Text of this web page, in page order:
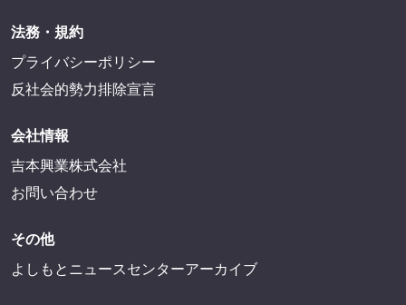
法務・規約
プライバシーポリシー
反社会的勢力排除宣言
会社情報
吉本興業株式会社
お問い合わせ
その他
よしもとニュースセンターアーカイブ